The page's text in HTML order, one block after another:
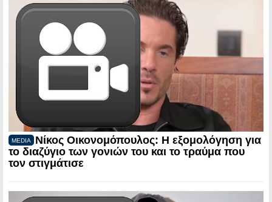
MEDIA
Νίκος Οικονομόπουλος: Η εξομολόγηση για
το διαζύγιο των γονιών του και το τραύμα που
τον στιγμάτισε